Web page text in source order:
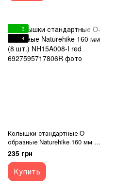
3
4
Колышки стандартные O-
образные Naturehike 160 мм (8
шт.) NH15A008-I red
235 грн
Купить